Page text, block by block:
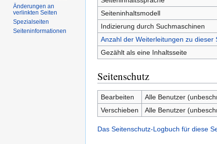
Seiteninhaltsmodell
Indizierung durch Suchmaschinen
Anzahl der Weiterleitungen zu dieser
Gezählt als eine Inhaltsseite
Seitenschutz
Bearbeiten
Alle Benutzer
Verschieben
Alle Benutzer
Das Seitenschutz-Logbuch für diese
Änderungen an
verlinkten Seiten
Spezialseiten
Seiten­­informationen